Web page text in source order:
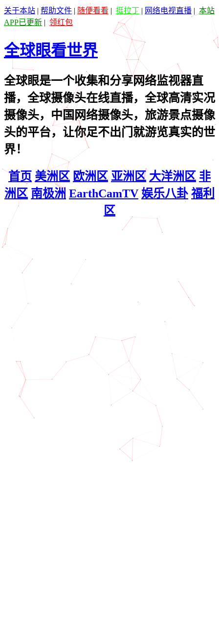
关于本站 | 帮助文件 | 随便看看 | 挺拉丁 | 网络电视直播 | 本站
APP已更新 | 领红包
全球眼看世界
全球眼是一个收集和分享网络监视器直
播，全球摄像头在线直播，全球高清实况
摄像头，中国网络摄像头，旅游景点摄像
头的平台，让你足不出门就游览真实的世
界！
首页 美洲区 欧洲区 亚洲区 大洋洲区 非
洲区 南极洲 EarthCamTV 娱乐八卦 福利
区